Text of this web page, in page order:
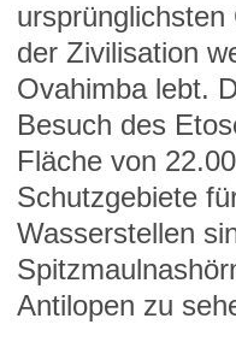
der Zivilisation
Ovahimba lebt.
Besuch des
Fläche von
Schutzgebiete
Wasserstellen
Antilopen zu